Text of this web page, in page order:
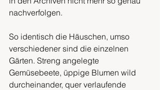
nachverfolgen.
So identisch die Häuschen, umso
verschiedener sind die einzelnen
Gärten. Streng angelegte
Gemüsebeete, üppige Blumen wild
durcheinander, quer verlaufende